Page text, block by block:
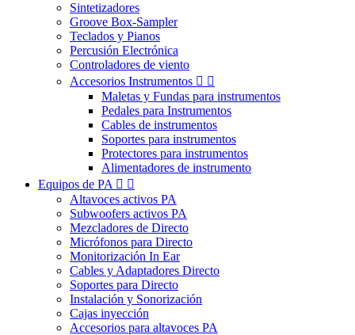
Sintetizadores
Groove Box-Sampler
Teclados y Pianos
Percusión Electrónica
Controladores de viento
Accesorios Instrumentos  
Maletas y Fundas para instrumentos
Pedales para Instrumentos
Cables de instrumentos
Soportes para instrumentos
Protectores para instrumentos
Alimentadores de instrumento
Equipos de PA  
Altavoces activos PA
Subwoofers activos PA
Mezcladores de Directo
Micrófonos para Directo
Monitorización In Ear
Cables y Adaptadores Directo
Soportes para Directo
Instalación y Sonorización
Cajas inyección
Accesorios para altavoces PA